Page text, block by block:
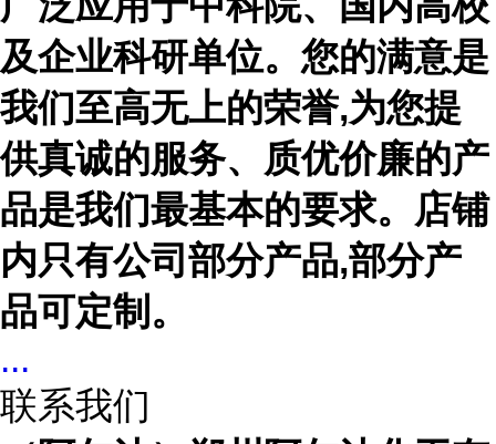
及企业科研单位。您的满意是
我们至高无上的荣誉,为您提
供真诚的服务、质优价廉的产
品是我们最基本的要求。店铺
内只有公司部分产品,部分产
品可定制。
...
联系我们